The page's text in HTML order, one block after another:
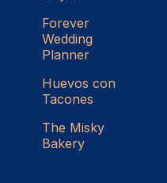
Forever
Wedding
Planner
Huevos con
Tacones
The Misky
Bakery